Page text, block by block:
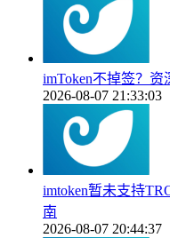
imToken不掉签？
2026-08-07 21:33:03
imtoken暂未支持
南
2026-08-07 20:44:37